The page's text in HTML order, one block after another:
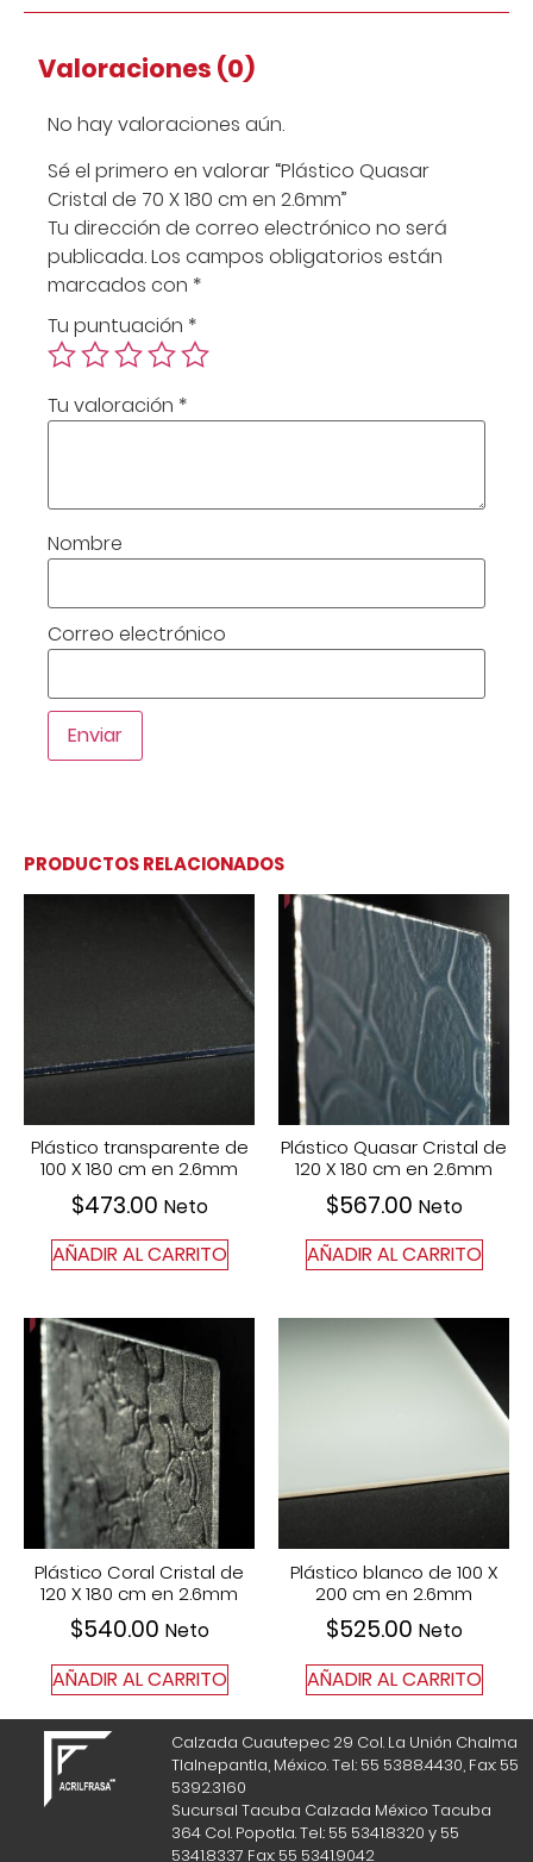
Valoraciones (0)
No hay valoraciones aún.
Sé el primero en valorar “Plástico Quasar
Cristal de 70 X 180 cm en 2.6mm”
Tu dirección de correo electrónico no será
publicada.Los campos obligatorios están
marcados con *
Tu puntuación *
Tu valoración *
Nombre
Correo electrónico
PRODUCTOS RELACIONADOS
Plástico transparente de
100 X 180 cm en 2.6mm
$473.00 Neto
AÑADIR AL CARRITO
Plástico Quasar Cristal de
120 X 180 cm en 2.6mm
$567.00 Neto
AÑADIR AL CARRITO
Plástico Coral Cristal de
120 X 180 cm en 2.6mm
$540.00 Neto
AÑADIR AL CARRITO
Plástico blanco de 100 X
200 cm en 2.6mm
$525.00 Neto
AÑADIR AL CARRITO
Calzada Cuautepec 29 Col. La Unión Chalma
Tlalnepantla, México. Tel.: 55 5388.4430, Fax: 55
5392.3160
Sucursal Tacuba Calzada México Tacuba
364 Col. Popotla. Tel.: 55 5341.8320 y 55
5341.8337 Fax: 55 5341.9042